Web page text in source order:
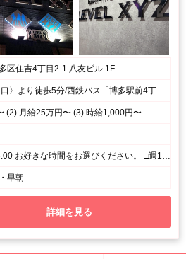
区住吉4丁目2-1 八友ビル 1F
JR博多駅〈博多口〉より徒歩5分/西鉄バス「博多駅前4丁目」より徒歩1分
(2) 月給25万円〜 (3) 時給1,000円〜
>(1) 19:00〜翌5:00 お好きな時間をお選びください。 □週1日、1日4時間～勤務可能 □平日のみ、週末のみ、短時間勤務OK □好きな時、空いてる時間に勤務OK (2) 19:00〜0:00(シフト制)
早朝
詳細を見る